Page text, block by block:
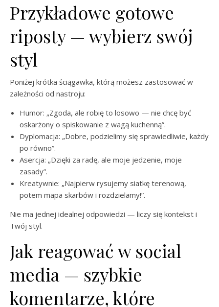
Przykładowe gotowe
riposty — wybierz swój
styl
Poniżej krótka ściągawka, którą możesz zastosować w
zależności od nastroju:
Humor: „Zgoda, ale robię to losowo — nie chcę być
oskarżony o spiskowanie z wagą kuchenną”.
Dyplomacja: „Dobre, podzielimy się sprawiedliwie, każdy
po równo”.
Asercja: „Dzięki za radę, ale moje jedzenie, moje
zasady”.
Kreatywnie: „Najpierw rysujemy siatkę terenową,
potem mapa skarbów i rozdzielamy!”.
Nie ma jednej idealnej odpowiedzi — liczy się kontekst i
Twój styl.
Jak reagować w social
media — szybkie
komentarze, które